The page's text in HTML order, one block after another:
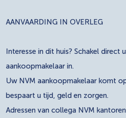
AANVAARDING IN OVERLEG
Interesse in dit huis? Schakel direct
aankoopmakelaar in.
Uw NVM aankoopmakelaar komt
bespaart u tijd, geld en zorgen.
Adressen van collega NVM